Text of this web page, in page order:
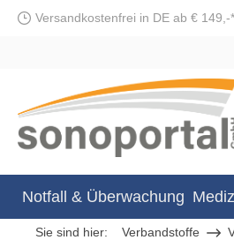
Zur Hauptnavigation
Versandkostenfrei in DE ab € 149,-*
Notfall & Überwachung
Sie sind hier: Verbandstoffe